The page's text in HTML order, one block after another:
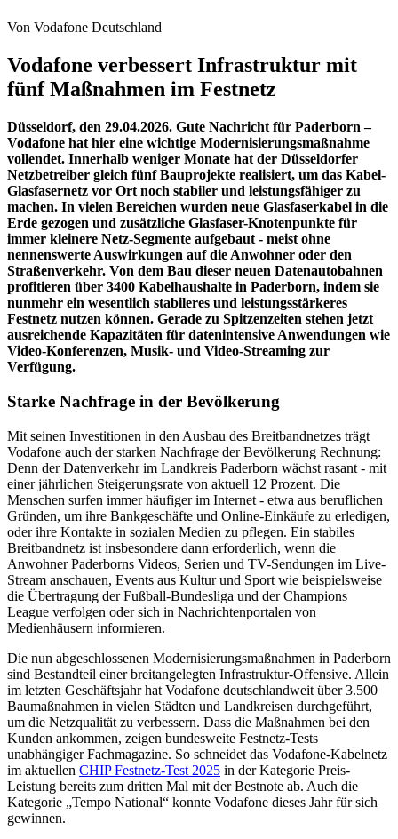
Von Vodafone Deutschland
Vodafone verbessert Infrastruktur mit
fünf Maßnahmen im Festnetz
Düsseldorf, den 29.04.2026. Gute Nachricht für Paderborn –
Vodafone hat hier eine wichtige Modernisierungsmaßnahme
vollendet. Innerhalb weniger Monate hat der Düsseldorfer
Netzbetreiber gleich fünf Bauprojekte realisiert, um das Kabel-
Glasfasernetz vor Ort noch stabiler und leistungsfähiger zu
machen. In vielen Bereichen wurden neue Glasfaserkabel in die
Erde gezogen und zusätzliche Glasfaser-Knotenpunkte für
immer kleinere Netz-Segmente aufgebaut - meist ohne
nennenswerte Auswirkungen auf die Anwohner oder den
Straßenverkehr. Von dem Bau dieser neuen Datenautobahnen
profitieren über 3400 Kabelhaushalte in Paderborn, indem sie
nunmehr ein wesentlich stabileres und leistungsstärkeres
Festnetz nutzen können. Gerade zu Spitzenzeiten stehen jetzt
ausreichende Kapazitäten für datenintensive Anwendungen wie
Video-Konferenzen, Musik- und Video-Streaming zur
Verfügung.
Starke Nachfrage in der Bevölkerung
Mit seinen Investitionen in den Ausbau des Breitbandnetzes trägt
Vodafone auch der starken Nachfrage der Bevölkerung Rechnung:
Denn der Datenverkehr im Landkreis Paderborn wächst rasant - mit
einer jährlichen Steigerungsrate von aktuell 12 Prozent. Die
Menschen surfen immer häufiger im Internet - etwa aus beruflichen
Gründen, um ihre Bankgeschäfte und Online-Einkäufe zu erledigen,
oder ihre Kontakte in sozialen Medien zu pflegen. Ein stabiles
Breitbandnetz ist insbesondere dann erforderlich, wenn die
Anwohner Paderborns Videos, Serien und TV-Sendungen im Live-
Stream anschauen, Events aus Kultur und Sport wie beispielsweise
die Übertragung der Fußball-Bundesliga und der Champions
League verfolgen oder sich in Nachrichtenportalen von
Medienhäusern informieren.
Die nun abgeschlossenen Modernisierungsmaßnahmen in Paderborn
sind Bestandteil einer breitangelegten Infrastruktur-Offensive. Allein
im letzten Geschäftsjahr hat Vodafone deutschlandweit über 3.500
Baumaßnahmen in vielen Städten und Landkreisen durchgeführt,
um die Netzqualität zu verbessern. Dass die Maßnahmen bei den
Kunden ankommen, zeigen bundesweite Festnetz-Tests
unabhängiger Fachmagazine. So schneidet das Vodafone-Kabelnetz
im aktuellen CHIP Festnetz-Test 2025 in der Kategorie Preis-
Leistung bereits zum dritten Mal mit der Bestnote ab. Auch die
Kategorie „Tempo National“ konnte Vodafone dieses Jahr für sich
gewinnen.